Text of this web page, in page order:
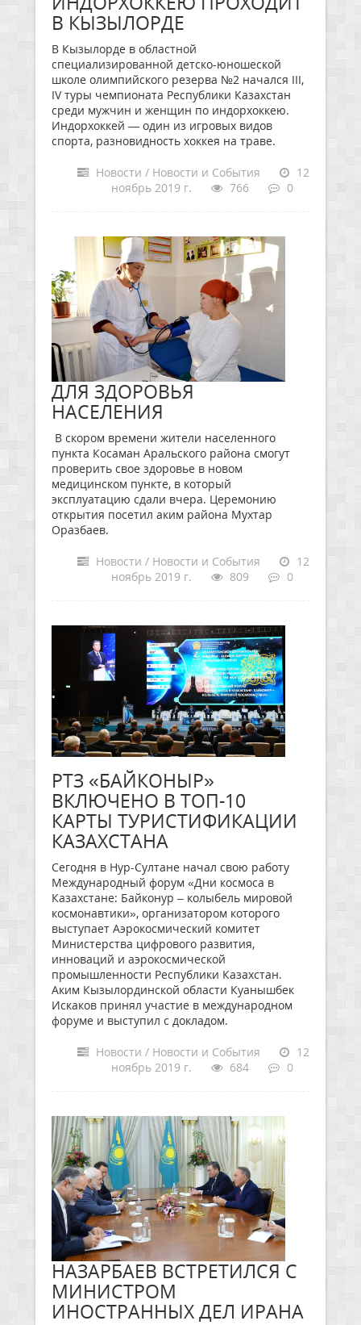
В КЫЗЫЛОРДЕ
В Кызылорде в областной
специализированной детско-юношеской
школе олимпийского резерва №2 начался III,
IV туры чемпионата Республики Казахстан
среди мужчин и женщин по индорхоккею.
Индорхоккей — один из игровых видов
спорта, разновидность хоккея на траве.
Новости / Новости и События
12
ноябрь 2019 г.
766 0
ДЛЯ ЗДОРОВЬЯ
НАСЕЛЕНИЯ
В скором времени жители населенного
пункта Косаман Аральского района смогут
проверить свое здоровье в новом
медицинском пункте, в который
эксплуатацию сдали вчера. Церемонию
открытия посетил аким района Мухтар
Оразбаев.
Новости / Новости и События
12
ноябрь 2019 г.
809 0
РТЗ «БАЙКОНЫР»
ВКЛЮЧЕНО В ТОП-10
КАРТЫ ТУРИСТИФИКАЦИИ
КАЗАХСТАНА
Сегодня в Нур-Султане начал свою работу
Международный форум «Дни космоса в
Казахстане: Байконур – колыбель мировой
космонавтики», организатором которого
выступает Аэрокосмический комитет
Министерства цифрового развития,
инноваций и аэрокосмической
промышленности Республики Казахстан.
Аким Кызылординской области Куанышбек
Искаков принял участие в международном
форуме и выступил с докладом.
Новости / Новости и События
12
ноябрь 2019 г.
684 0
НАЗАРБАЕВ ВСТРЕТИЛСЯ С
МИНИСТРОМ
ИНОСТРАННЫХ ДЕЛ ИРАНА